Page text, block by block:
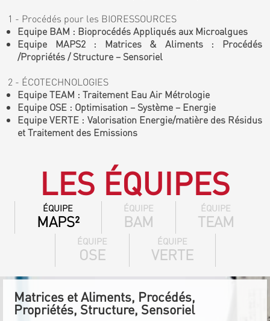
1 - Procédés pour les BIORESSOURCES
Equipe BAM : Bioprocédés Appliqués aux Microalgues
Equipe MAPS2 : Matrices & Aliments : Procédés
/Propriétés / Structure – Sensoriel
2 - ÉCOTECHNOLOGIES
Equipe TEAM : Traitement Eau Air Métrologie
Equipe OSE : Optimisation – Système – Energie
Equipe VERTE : Valorisation Energie/matière des Résidus
et Traitement des Emissions
LES ÉQUIPES
ÉQUIPE
MAPS²
ÉQUIPE
BAM
ÉQUIPE
TEAM
ÉQUIPE
OSE
ÉQUIPE
VERTE
Matrices et Aliments, Procédés,
Propriétés, Structure, Sensoriel